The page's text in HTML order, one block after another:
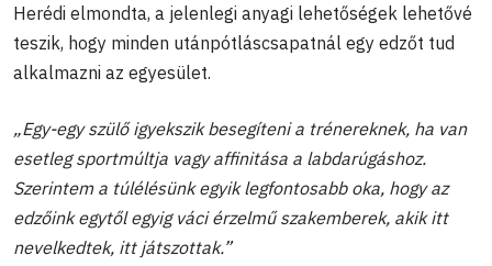
Herédi elmondta, a jelenlegi anyagi lehetőségek lehetővé
teszik, hogy minden utánpótláscsapatnál egy edzőt tud
alkalmazni az egyesület.
„Egy-egy szülő igyekszik besegíteni a trénereknek, ha van
esetleg sportmúltja vagy affinitása a labdarúgáshoz.
Szerintem a túlélésünk egyik legfontosabb oka, hogy az
edzőink egytől egyig váci érzelmű szakemberek, akik itt
nevelkedtek, itt játszottak.”